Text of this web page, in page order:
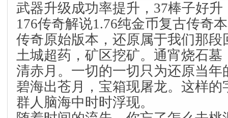
武器升级成功率提升，37棒子好
176传奇解说1.76纯金币复古传奇
传奇原始版本，还原属于我们那段
土城超药，矿区挖矿。通宵烧石墓
清赤月。一切的一切只为还原当年
碧海出苍月，宝箱现屠龙。这样的
群人脑海中时时浮现。